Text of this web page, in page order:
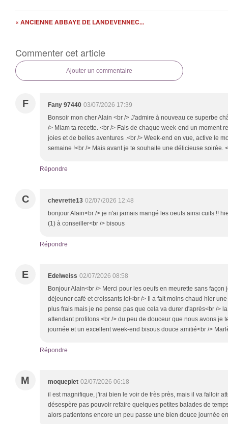
« ANCIENNE ABBAYE DE LANDEVENNEC...
Commenter cet article
Ajouter un commentaire
F Fany 97440 03/07/2026 17:39
Bonsoir mon cher Alain <br /> J'admire à nouveau ce superbe
/> Miam ta recette. <br /> Fais de chaque week-end un moment
joies et de belles aventures .<br /> Week-end en vue, active le
semaine !<br /> Mais avant je te souhaite une délicieuse soirée.
Répondre
C chevrette13 02/07/2026 12:48
bonjour Alain<br /> je n'ai jamais mangé les oeufs ainsi cuits !!
(1) à conseiller<br /> bisous
Répondre
E Edelweiss 02/07/2026 08:58
Bonjour Alain<br /> Merci pour les oeufs en meurette sans façon
déjeuner café et croissants lol<br /> Il a fait moins chaud hier
plus frais mais je ne pense pas que cela va durer d'après<br />
attendant profitons <br /> du peu de douceur que nous avons je
journée et un excellent week-end bisous douce amitié<br />
Répondre
M moqueplet 02/07/2026 06:18
il est magnifique, j'irai bien le voir de très près, mais il va falloir
désespère pas pouvoir refaire quelques petites balades de
alors patientons encore un peu passe une bien douce journée